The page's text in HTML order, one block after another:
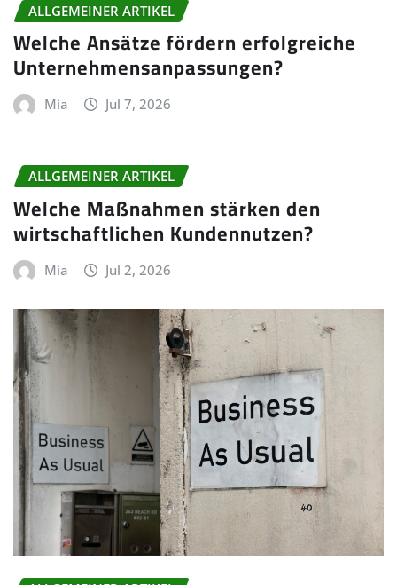
ALLGEMEINER ARTIKEL
Welche Ansätze fördern erfolgreiche
Unternehmensanpassungen?
Mia Jul 7, 2026
ALLGEMEINER ARTIKEL
Welche Maßnahmen stärken den
wirtschaftlichen Kundennutzen?
Mia Jul 2, 2026